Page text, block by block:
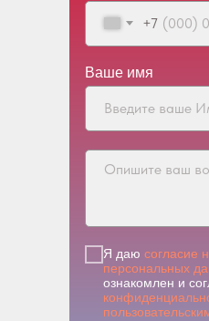
+7
Ваше имя
Я даю согласие
персональных
ознакомлен и